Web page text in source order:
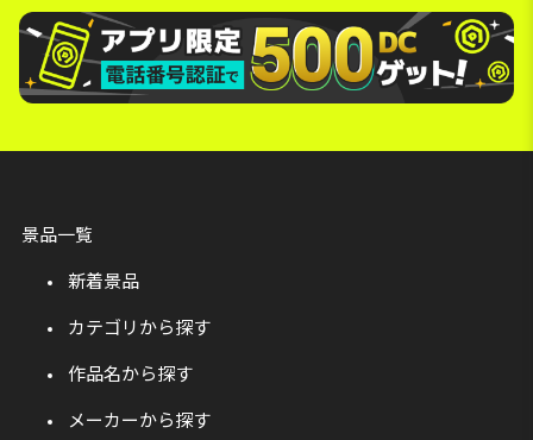
景品一覧
新着景品
カテゴリから探す
作品名から探す
メーカーから探す